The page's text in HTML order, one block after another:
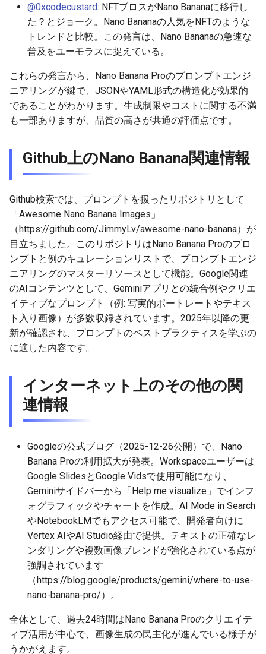
2026-05-19
2026-05-18
2026-05-17
2026-05-16
2026-05-13
2026-05-12
2026-05-11
2026-05-10
2026-05-09
2026-05-07
2026-05-04
2026-05-03
2026-05-02
2026-05-01
2026-04-30
2026-04-28
2025-11-03
2025-11-02
2025-11-01
2025-10-31
2025-10-28
2025-10-27
2025-10-26
2025-10-25
2025-10-24
2025-10-22
2025-10-19
2025-10-18
2025-10-17
2025-10-16
2025-10-15
2025-10-13
2026-05-19
2026-05-18
2026-05-17
2026-05-16
2026-05-13
2026-05-12
2026-05-11
2026-05-10
2026-05-09
2026-05-07
2026-05-04
2026-05-03
2026-05-02
2026-05-01
2026-04-30
2026-04-28
2025-11-03
2025-11-02
2025-11-01
2025-10-31
2025-10-28
2025-10-27
2025-10-26
2025-10-25
2025-10-24
2025-10-22
2025-10-19
2025-10-18
2025-10-17
2025-10-16
2025-10-15
2025-10-13
2026-05-16
2026-05-15
2026-05-14
2026-05-13
2026-05-11
2026-05-10
2026-05-09
2026-05-08
2026-05-07
2026-05-06
2026-05-05
2026-05-04
2026-05-03
2026-05-01
2026-04-30
2026-04-29
2026-04-28
2026-04-27
2026-04-25
2026-05-15
2026-05-14
2026-05-13
2026-05-12
2026-05-09
2026-05-08
2026-05-07
2026-05-06
2026-05-05
2026-05-03
2026-04-30
2026-04-29
2026-04-28
2026-04-27
2026-04-26
2026-04-24
2025-11-03
2025-11-02
2025-11-01
2025-10-31
2025-10-28
2025-10-27
2025-10-26
2025-10-25
2025-10-24
2025-10-22
2025-10-19
2025-10-18
2025-10-17
2025-10-16
2025-10-15
2025-10-13
2026-05-18
@0xcodecustard: NFTブロスがNano Bananaに移行し
た？とジョーク。Nano Bananaの人気をNFTのような
トレンドと比較。この発言は、Nano Bananaの急速な
普及をユーモラスに捉えている。
これらの発言から、Nano Banana Proのプロンプトエンジ
ニアリングが鍵で、JSONやYAML形式の構造化が効果的
であることがわかります。生成制限やコストに関する不満
も一部ありますが、品質の高さが共通の評価点です。
Github上のNano Banana関連情報
Github検索では、プロンプトを扱ったリポジトリとして
「Awesome Nano Banana Images」
（https://github.com/JimmyLv/awesome-nano-banana）が
目立ちました。このリポジトリはNano Banana Proのプロ
ンプトと例のキュレーションリストで、プロンプトエンジ
ニアリングのマスターリソースとして機能。Google関連
のAIコンテンツとして、Geminiアプリとの統合例やクリエ
イティブなプロンプト（例: 写実的ポートレートやテキス
ト入り画像）が多数収録されています。2025年以降の更
新が確認され、プロンプトのベストプラクティスを学ぶの
に適した内容です。
インターネット上のその他の関
連情報
Googleの公式ブログ（2025-12-26公開）で、Nano
Banana Proの利用拡大が発表。Workspaceユーザーは
Google SlidesとGoogle Vidsで使用可能になり、
Geminiサイドバーから「Help me visualize」でインフ
ォグラフィックやチャートを作成。AI Mode in Search
やNotebookLMでもアクセス可能で、開発者向けに
Vertex AIやAI Studio経由で提供。テキストの正確なレ
ンダリングや複数画像ブレンドが強化されている点が
強調されています
（https://blog.google/products/gemini/where-to-use-
nano-banana-pro/）。
全体として、過去24時間はNano Banana Proのクリエイテ
ィブ活用が中心で、画像生成の民主化が進んでいる様子が
うかがえます。